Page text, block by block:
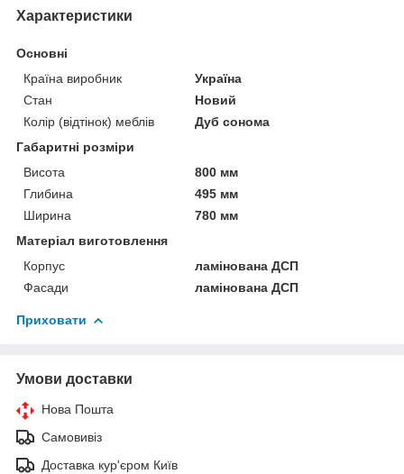
Характеристики
Основні
Країна виробник
Україна
Стан
Новий
Колір (відтінок) меблів
Дуб сонома
Габаритні розміри
Висота
800 мм
Глибина
495 мм
Ширина
780 мм
Матеріал виготовлення
Корпус
ламінована ДСП
Фасади
ламінована ДСП
Приховати
Умови доставки
Нова Пошта
Самовивіз
Доставка кур'єром Київ